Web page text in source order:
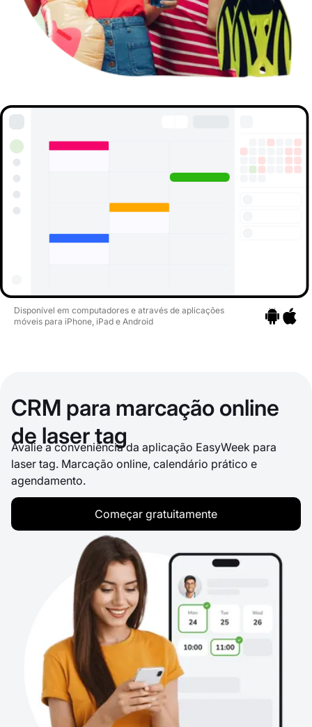
Disponível em computadores e através de aplicações
móveis para iPhone, iPad e Android
CRM para marcação online
de laser tag
Avalie a conveniência da aplicação EasyWeek para
laser tag. Marcação online, calendário prático e
agendamento.
Começar gratuitamente